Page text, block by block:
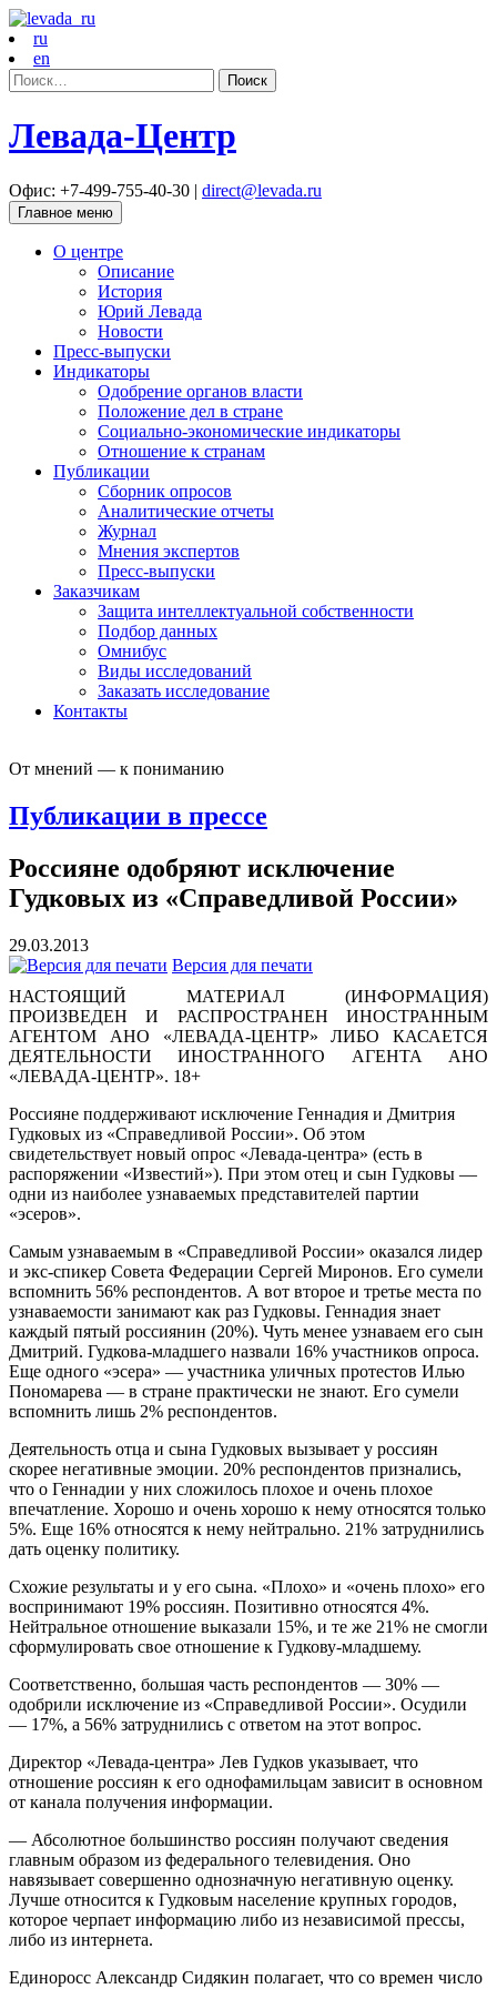
ru
en
Найти:
Левада-Центр
Офис: +7-499-755-40-30 | direct@levada.ru
Главное меню
О центре
Описание
История
Юрий Левада
Новости
Пресс-выпуски
Индикаторы
Одобрение органов власти
Положение дел в стране
Социально-экономические индикаторы
Отношение к странам
Публикации
Сборник опросов
Аналитические отчеты
Журнал
Мнения экспертов
Пресс-выпуски
Заказчикам
Защита интеллектуальной собственности
Подбор данных
Омнибус
Виды исследований
Заказать исследование
Контакты
От мнений — к пониманию
Публикации в прессе
Россияне одобряют исключение
Гудковых из «Справедливой России»
29.03.2013
Версия для печати
НАСТОЯЩИЙ МАТЕРИАЛ (ИНФОРМАЦИЯ)
ПРОИЗВЕДЕН И РАСПРОСТРАНЕН ИНОСТРАННЫМ
АГЕНТОМ АНО «ЛЕВАДА-ЦЕНТР» ЛИБО КАСАЕТСЯ
ДЕЯТЕЛЬНОСТИ ИНОСТРАННОГО АГЕНТА АНО
«ЛЕВАДА-ЦЕНТР». 18+
Россияне поддерживают исключение Геннадия и Дмитрия
Гудковых из «Справедливой России». Об этом
свидетельствует новый опрос «Левада-центра» (есть в
распоряжении «Известий»). При этом отец и сын Гудковы —
одни из наиболее узнаваемых представителей партии
«эсеров».
Самым узнаваемым в «Справедливой России» оказался лидер
и экс-спикер Совета Федерации Сергей Миронов. Его сумели
вспомнить 56% респондентов. А вот второе и третье места по
узнаваемости занимают как раз Гудковы. Геннадия знает
каждый пятый россиянин (20%). Чуть менее узнаваем его сын
Дмитрий. Гудкова-младшего назвали 16% участников опроса.
Еще одного «эсера» — участника уличных протестов Илью
Пономарева — в стране практически не знают. Его сумели
вспомнить лишь 2% респондентов.
Деятельность отца и сына Гудковых вызывает у россиян
скорее негативные эмоции. 20% респондентов признались,
что о Геннадии у них сложилось плохое и очень плохое
впечатление. Хорошо и очень хорошо к нему относятся только
5%. Еще 16% относятся к нему нейтрально. 21% затруднились
дать оценку политику.
Схожие результаты и у его сына. «Плохо» и «очень плохо» его
воспринимают 19% россиян. Позитивно относятся 4%.
Нейтральное отношение выказали 15%, и те же 21% не смогли
сформулировать свое отношение к Гудкову-младшему.
Соответственно, большая часть респондентов — 30% —
одобрили исключение из «Справедливой России». Осудили
— 17%, а 56% затруднились с ответом на этот вопрос.
Директор «Левада-центра» Лев Гудков указывает, что
отношение россиян к его однофамильцам зависит в основном
от канала получения информации.
— Абсолютное большинство россиян получают сведения
главным образом из федерального телевидения. Оно
навязывает совершенно однозначную негативную оценку.
Лучше относится к Гудковым население крупных городов,
которое черпает информацию либо из независимой прессы,
либо из интернета.
Единоросс Александр Сидякин полагает, что со времен число